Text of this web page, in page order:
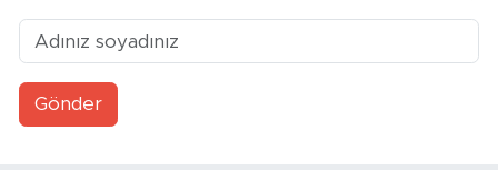
Gönder